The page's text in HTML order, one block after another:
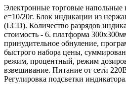
Электронные торговые напольные
e=10/20г. Блок индикации из
(LCD). Количество разрядов
стоимость - 6. платформа
принудительное обнуление,
быстрого набора цены,
режим, процентный, режим
взвешивание. Питание от сети
Регулировка подсветки индикатора.